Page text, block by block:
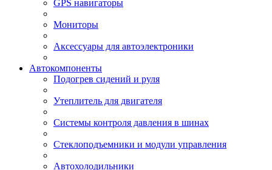
GPS навигаторы
Мониторы
Аксессуары для автоэлектроники
Автокомпоненты
Подогрев сидений и руля
Утеплитель для двигателя
Системы контроля давления в шинах
Стеклоподъемники и модули управления
Автохолодильники